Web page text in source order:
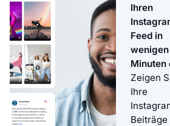
Ihren
Feed in
wenigen
Minuten
Zeigen
Ihre
Beiträge